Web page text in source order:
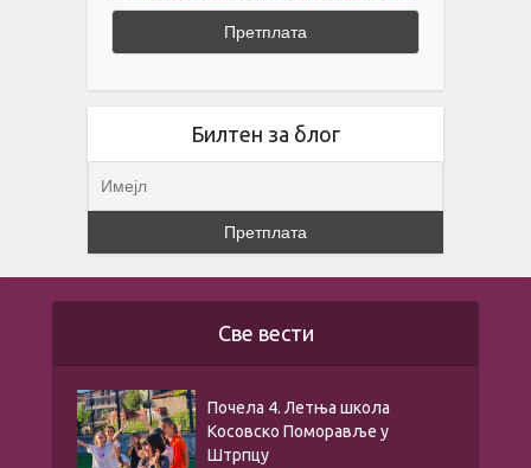
Билтен за блог
Све вести
Почела 4. Летња школа
Косовско Поморавље у
Штрпцу